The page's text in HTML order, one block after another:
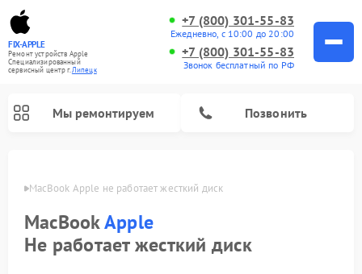
FIX-APPLE
Ремонт устройств Apple
Специализированный
cервисный центр г.Липецк
+7 (800) 301-55-83
Ежедневно, с 10:00 до 20:00
+7 (800) 301-55-83
Звонок бесплатный по РФ
Мы ремонтируем Позвонить
MacBook Apple не работает жесткий диск
MacBookApple
Не работает жесткий диск